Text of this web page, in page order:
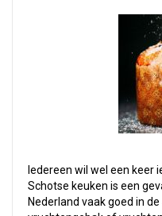
Iedereen wil wel een keer
Schotse keuken is een
Nederland vaak goed in